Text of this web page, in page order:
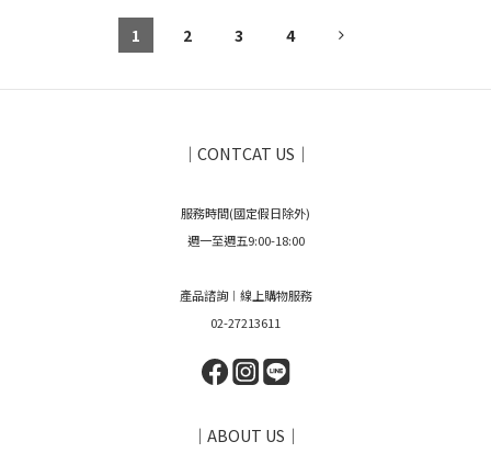
1 2 3 4
｜CONTCAT US｜
服務時間(國定假日除外)
週一至週五9:00-18:00
產品諮詢︱線上購物服務
02-27213611
｜ABOUT US｜